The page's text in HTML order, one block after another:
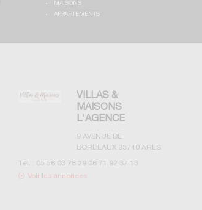
MAISONS
APPARTEMENTS
VILLAS &
MAISONS
L'AGENCE
9 AVENUE DE
BORDEAUX 33740 ARES
Tél. : 05 56 03 78 29 06 71 92 37 13
Voir les annonces